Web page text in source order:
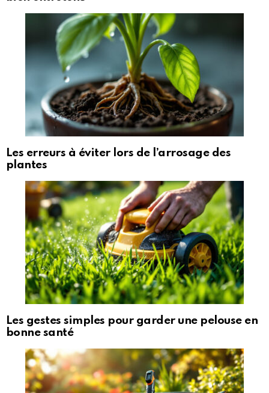
Les erreurs à éviter lors de l’arrosage des
plantes
Les gestes simples pour garder une pelouse en
bonne santé